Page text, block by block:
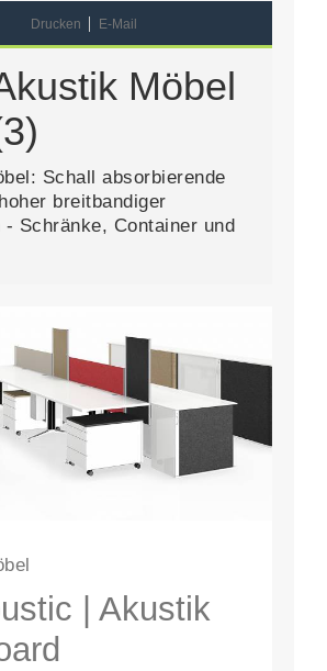
Drucken E-Mail
Möbel
Schall absorbierende
breitbandiger
- Schränke, Container und
| Akustik